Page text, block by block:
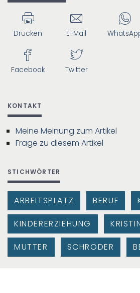
Drucken E-Mail
Facebook Twitter
KONTAKT
Meine Meinung zum Artikel
Frage zu diesem Artikel
STICHWÖRTER
ARBEITSPLATZ BERUF
KINDERERZIEHUNG
MUTTER
SCHRÖDER